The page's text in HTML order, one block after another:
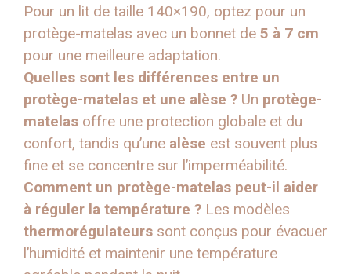
Pour un lit de taille 140×190, optez pour un
protège-matelas avec un bonnet de 5 à 7 cm
pour une meilleure adaptation.
Quelles sont les différences entre un
protège-matelas et une alèse ? Un protège-
matelas offre une protection globale et du
confort, tandis qu’une alèse est souvent plus
fine et se concentre sur l’imperméabilité.
Comment un protège-matelas peut-il aider
à réguler la température ? Les modèles
thermorégulateurs sont conçus pour évacuer
l’humidité et maintenir une température